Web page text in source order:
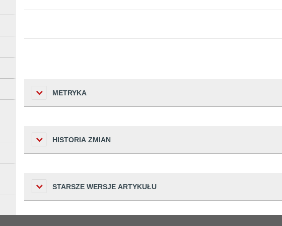
METRYKA
Liczba odwiedzin
Podmiot udostępniający informację Urząd Miejski w
Osoba odpowiedzialna
HISTORIA ZMIAN
Historia zmian
Czas
2026-02-17 11:51:00 Krzysztof Kuczkowski
STARSZE WERSJE ARTYKUŁU